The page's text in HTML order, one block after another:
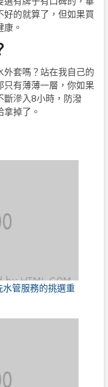
好的就算了，但如果買
。
外套嗎？站在我自己的
只有薄薄一層，你如果
斷滲入8小時，防潑
掉了。
管服務的挑選重